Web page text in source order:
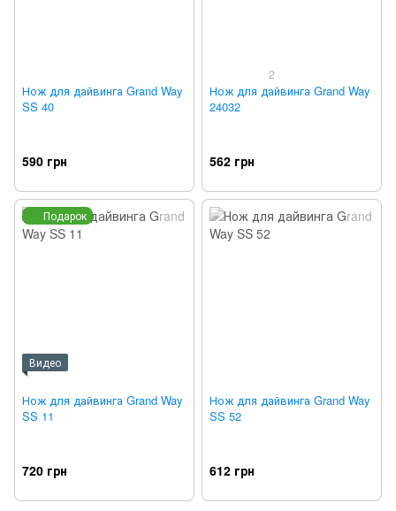
Нож для дайвинга Grand Way
SS 40
590 грн
2
Нож для дайвинга Grand Way
24032
562 грн
Подарок
Видео
Нож для дайвинга Grand Way
SS 11
720 грн
Нож для дайвинга Grand Way
SS 52
612 грн